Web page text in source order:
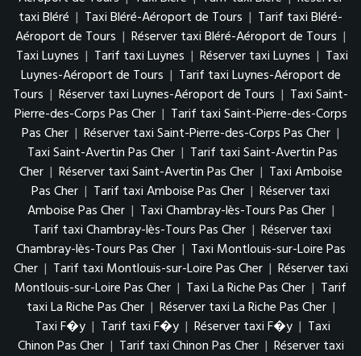
taxi Bléré | Taxi Bléré-Aéroport de Tours | Tarif taxi Bléré-
Aéroport de Tours | Réserver taxi Bléré-Aéroport de Tours |
Taxi Luynes | Tarif taxi Luynes | Réserver taxi Luynes | Taxi
Luynes-Aéroport de Tours | Tarif taxi Luynes-Aéroport de
Tours | Réserver taxi Luynes-Aéroport de Tours | Taxi Saint-
Pierre-des-Corps Pas Cher | Tarif taxi Saint-Pierre-des-Corps
Pas Cher | Réserver taxi Saint-Pierre-des-Corps Pas Cher |
Taxi Saint-Avertin Pas Cher | Tarif taxi Saint-Avertin Pas
Cher | Réserver taxi Saint-Avertin Pas Cher | Taxi Amboise
Pas Cher | Tarif taxi Amboise Pas Cher | Réserver taxi
Amboise Pas Cher | Taxi Chambray-lès-Tours Pas Cher |
Tarif taxi Chambray-lès-Tours Pas Cher | Réserver taxi
Chambray-lès-Tours Pas Cher | Taxi Montlouis-sur-Loire Pas
Cher | Tarif taxi Montlouis-sur-Loire Pas Cher | Réserver taxi
Montlouis-sur-Loire Pas Cher | Taxi La Riche Pas Cher | Tarif
taxi La Riche Pas Cher | Réserver taxi La Riche Pas Cher |
Taxi F�y | Tarif taxi F�y | Réserver taxi F�y | Taxi
Chinon Pas Cher | Tarif taxi Chinon Pas Cher | Réserver taxi